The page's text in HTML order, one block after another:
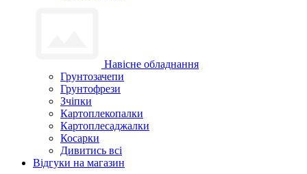
Навісне обладнання
Грунтозачепи
Грунтофрези
Зчіпки
Картоплекопалки
Картоплесаджалки
Косарки
Дивитись всі
Відгуки на магазин